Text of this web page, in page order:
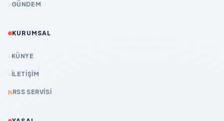
GÜNDEM
KURUMSAL
KÜNYE
İLETIŞIM
RSS SERVISI